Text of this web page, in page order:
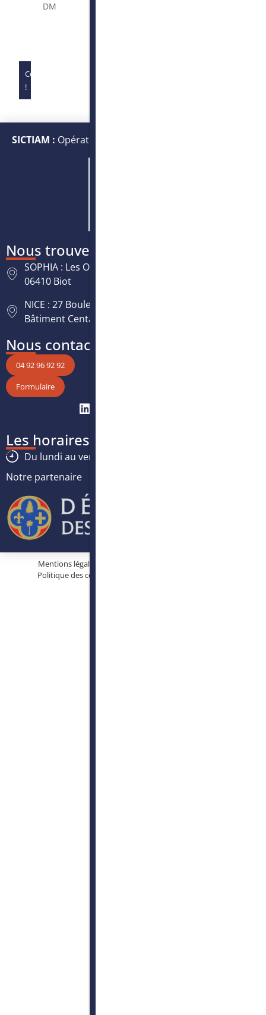
DM
Complet
!
SICTIAM : Opérateur public de services numériques et
Nous trouver
SOPHIA : Les Oréades, 125 rue des Amandiers,
06410 Biot
NICE : 27 Boulevard Paul Montel Nice Leader -
Bâtiment Centaure, 06200 Nice
Nous contacter
04 92 96 92 92
Formulaire
Les horaires
Du lundi au vendredi :
Notre partenaire
Mentions légales
Politique des cookies